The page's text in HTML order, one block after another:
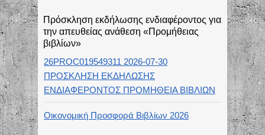
Πρόσκληση εκδήλωσης ενδιαφέροντος για
την απευθείας ανάθεση «Προμήθειας
βιβλίων»
26PROC019549311 2026-07-30
ΠΡΟΣΚΛΗΣΗ ΕΚΔΗΛΩΣΗΣ
ΕΝΔΙΑΦΕΡΟΝΤΟΣ ΠΡΟΜΗΘΕΙΑ ΒΙΒΛΙΩΝ
Οικονομική Προσφορά Βιβλίων 2026